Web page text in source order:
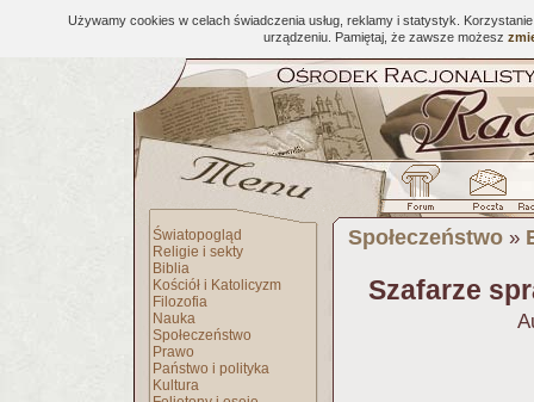
Używamy cookies w celach świadczenia usług, reklamy i statystyk.
urządzeniu. Pamiętaj, że zawsze możesz
Światopogląd
Religie i sekty
Biblia
Kościół i Katolicyzm
Filozofia
Nauka
Społeczeństwo
Prawo
Państwo i polityka
Kultura
Społeczeństwo »
Szafarze